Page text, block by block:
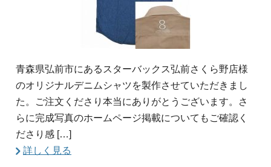
青森県弘前市にあるスターバックス弘前さくら野店様
のオリジナルデニムシャツを製作させていただきまし
た。ご注文くださり本当にありがとうございます。さ
らに完成写真のホームページ掲載についてもご確認く
ださり感 […]
詳しく見る